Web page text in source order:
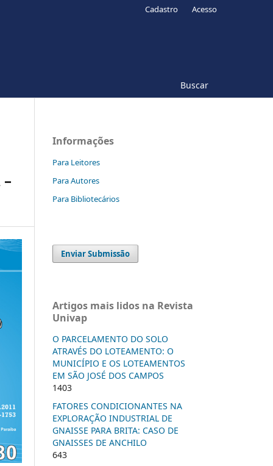
Buscar
Cadastro Acesso
Informações
Para Leitores
Para Autores
Para Bibliotecários
Enviar Submissão
Artigos mais lidos na Revista
Univap
O PARCELAMENTO DO SOLO
ATRAVÉS DO LOTEAMENTO: O
MUNICÍPIO E OS LOTEAMENTOS
EM SÃO JOSÉ DOS CAMPOS
1403
FATORES CONDICIONANTES NA
EXPLORAÇÃO INDUSTRIAL DE
GNAISSE PARA BRITA: CASO DE
GNAISSES DE ANCHILO
643